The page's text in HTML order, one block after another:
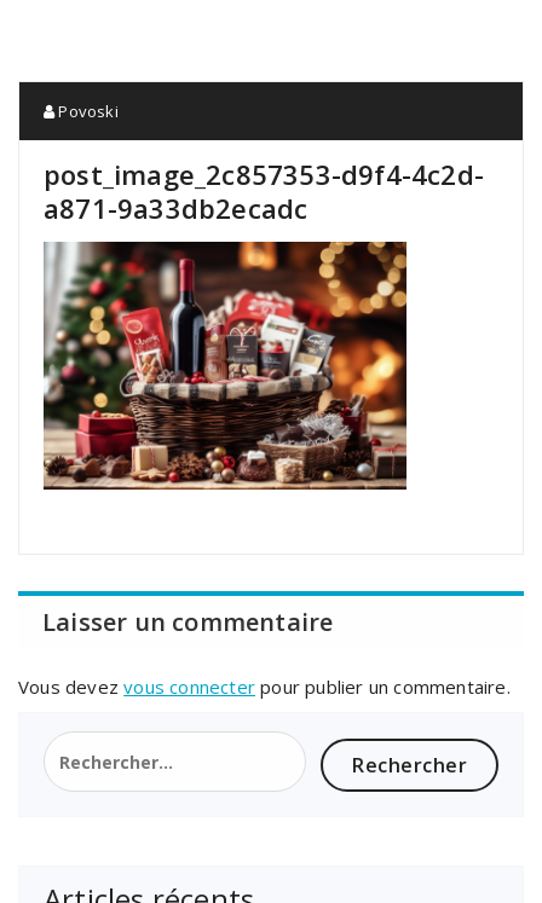
Povoski
post_image_2c857353-d9f4-4c2d-
a871-9a33db2ecadc
Laisser un commentaire
Vous devezvous connecter pour publier un commentaire.
Rechercher :